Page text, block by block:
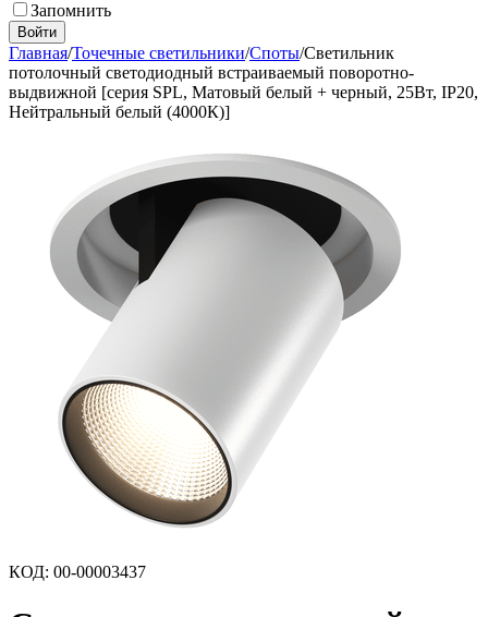
Запомнить
Войти
Главная/Точечные светильники/Споты/Светильник
потолочный светодиодный встраиваемый поворотно-
выдвижной [серия SPL, Матовый белый + черный, 25Вт, IP20,
Нейтральный белый (4000К)]
КОД: 00-00003437